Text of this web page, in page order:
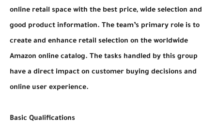
online retail space with the best price, wide selection and
good product information. The team’s primary role is to
create and enhance retail selection on the worldwide
Amazon online catalog. The tasks handled by this group
have a direct impact on customer buying decisions and
online user experience.
Basic Qualifications